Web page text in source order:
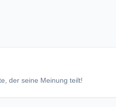
der seine Meinung teilt!